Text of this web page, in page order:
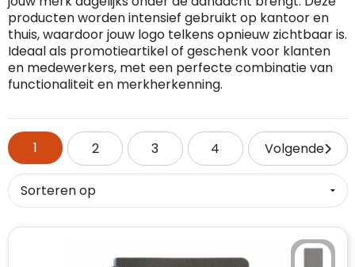
Home & Living
Keuken & Horeca
Vakantie, Recreatie & Spellen
Dag van de Vrijwilliger
Dag van de Zorgkundige
Pasen
Sinterklaas
Valentijn
RFX™
Sportlife®
Swiss Peak
Tenson
BIC
Custom medaille
Custom deken
Custom speelkaarten
Custom tas
Custom zomer
Zorg
producten worden intensief gebruikt op kantoor en
thuis, waardoor jouw logo telkens opnieuw zichtbaar is.
Ideaal als promotieartikel of geschenk voor klanten
en medewerkers, met een perfecte combinatie van
functionaliteit en merkherkenning.
1 2 3 4 Volgende